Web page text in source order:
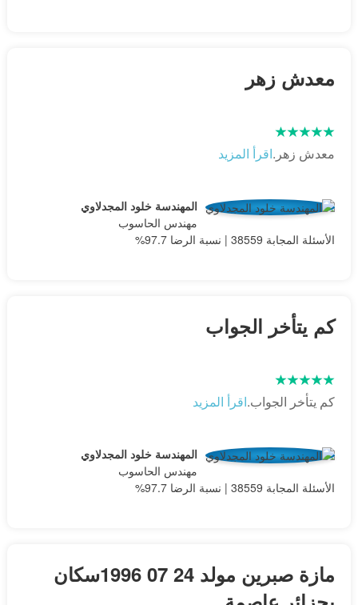
معدش زھر
معدش زھر.اقرأ المزيد
المهندسة خلود المجدلاوي
مهندس الحاسوب
الأسئلة المجابة 38559 | نسبة الرضا 97.7%
كم يتأخر الجواب
كم يتأخر الجواب.اقرأ المزيد
المهندسة خلود المجدلاوي
مهندس الحاسوب
الأسئلة المجابة 38559 | نسبة الرضا 97.7%
مازة صبرين مولد 24 07 1996سكان